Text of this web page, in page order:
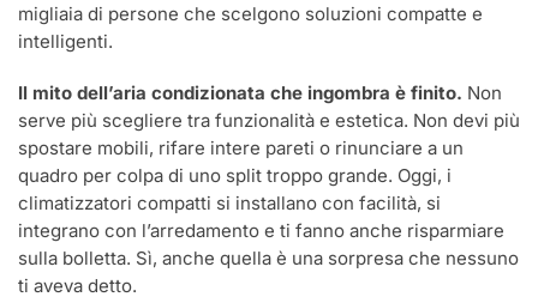
migliaia di persone che scelgono soluzioni compatte e
intelligenti.
Il mito dell’aria condizionata che ingombra è finito. Non
serve più scegliere tra funzionalità e estetica. Non devi più
spostare mobili, rifare intere pareti o rinunciare a un
quadro per colpa di uno split troppo grande. Oggi, i
climatizzatori compatti si installano con facilità, si
integrano con l’arredamento e ti fanno anche risparmiare
sulla bolletta. Sì, anche quella è una sorpresa che nessuno
ti aveva detto.